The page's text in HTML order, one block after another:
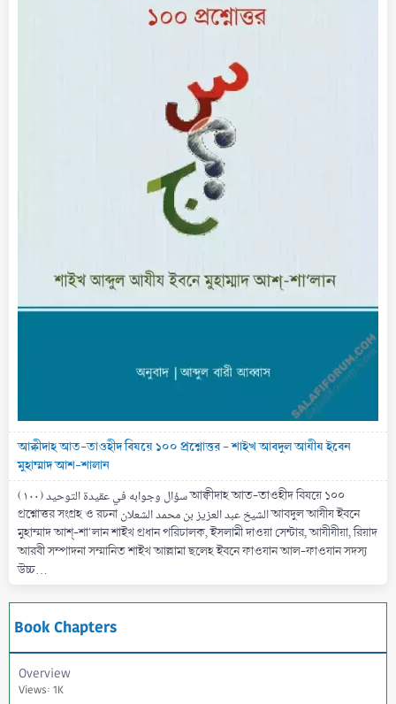
আক্বীদাহ আত-তাওহীদ বিষয়ে ১০০ প্রশ্নোত্তর - শাইখ আবদুল আযীয ইবেন
মুহাম্মাদ আশ-শালান
(۱۰۰) سؤال وجوابه في عقيدة التوحيد আক্বীদাহ আত-তাওহীদ বিষয়ে ১০০
প্রশ্নোত্তর সংগ্রহ ও রচনা الشيخ عبد العزيز بن محمد الشعلان আবদুল আযীয ইবনে
মুহাম্মাদ আশ্-শা'লান শাইখ প্রধান পরিচালক, ইসলামী দাওয়া সেন্টার, আযীযীয়া, রিয়াদ
আরবী সম্পাদনা সম্মানিত শাইখ আল্লামা ছলেহ ইবনে ফাওযান আল-ফাওযান সদস্য
উচ্চ...
Book Chapters
Overview
Views: 1K